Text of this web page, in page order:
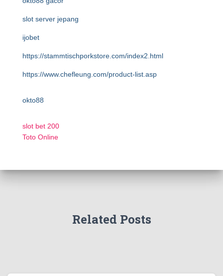
slot server jepang
ijobet
https://stammtischporkstore.com/index2.html
https://www.chefleung.com/product-list.asp
okto88
slot bet 200
Toto Online
Related Posts